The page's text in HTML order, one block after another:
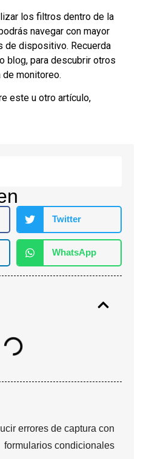
los filtros dentro de la
navegar con mayor
de dispositivo. Recuerda
blog, para descubrir otros
monitoreo.
este u otro artículo,
Twitter
WhatsApp
errores de captura con
formularios condicionales